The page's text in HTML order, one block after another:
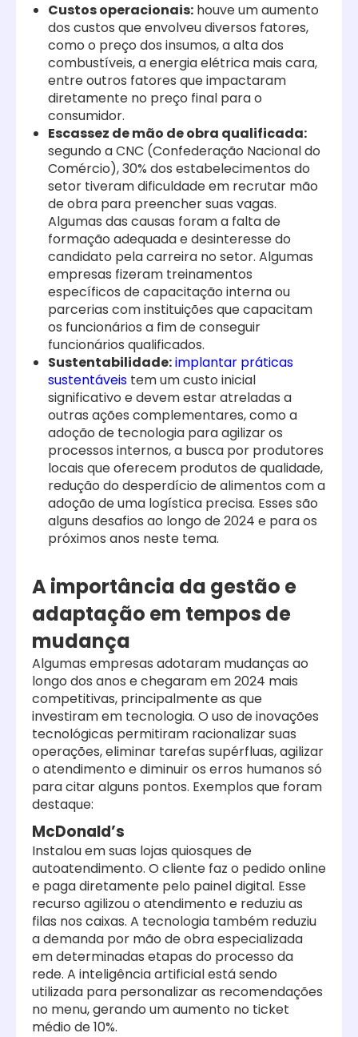
Custos operacionais: houve um aumento
dos custos que envolveu diversos fatores,
como o preço dos insumos, a alta dos
combustíveis, a energia elétrica mais cara,
entre outros fatores que impactaram
diretamente no preço final para o
consumidor.
Escassez de mão de obra qualificada:
segundo a CNC (Confederação Nacional do
Comércio), 30% dos estabelecimentos do
setor tiveram dificuldade em recrutar mão
de obra para preencher suas vagas.
Algumas das causas foram a falta de
formação adequada e desinteresse do
candidato pela carreira no setor. Algumas
empresas fizeram treinamentos
específicos de capacitação interna ou
parcerias com instituições que capacitam
os funcionários a fim de conseguir
funcionários qualificados.
Sustentabilidade:implantar práticas
sustentáveis tem um custo inicial
significativo e devem estar atreladas a
outras ações complementares, como a
adoção de tecnologia para agilizar os
processos internos, a busca por produtores
locais que oferecem produtos de qualidade,
redução do desperdício de alimentos com a
adoção de uma logística precisa. Esses são
alguns desafios ao longo de 2024 e para os
próximos anos neste tema.
A importância da gestão e
adaptação em tempos de
mudança
Algumas empresas adotaram mudanças ao
longo dos anos e chegaram em 2024 mais
competitivas, principalmente as que
investiram em tecnologia. O uso de inovações
tecnológicas permitiram racionalizar suas
operações, eliminar tarefas supérfluas, agilizar
o atendimento e diminuir os erros humanos só
para citar alguns pontos. Exemplos que foram
destaque:
McDonald’s
Instalou em suas lojas quiosques de
autoatendimento. O cliente faz o pedido online
e paga diretamente pelo painel digital. Esse
recurso agilizou o atendimento e reduziu as
filas nos caixas. A tecnologia também reduziu
a demanda por mão de obra especializada
em determinadas etapas do processo da
rede. A inteligência artificial está sendo
utilizada para personalizar as recomendações
no menu, gerando um aumento no ticket
médio de 10%.